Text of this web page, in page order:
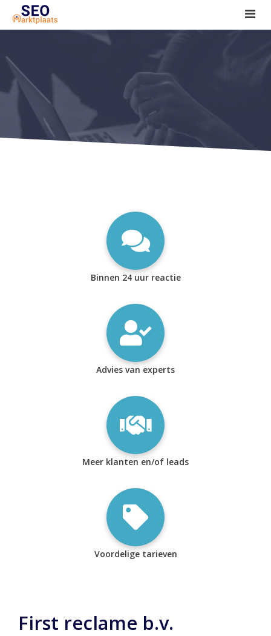
SEO tools reviews
Marketeer bij jou in de buurt?
Offerte
1. Seo voor beginners +
2. Onderzoeken +
Binnen 24 uur reactie
Advies van experts
Meer klanten en/of leads
Voordelige tarieven
First reclame b.v.